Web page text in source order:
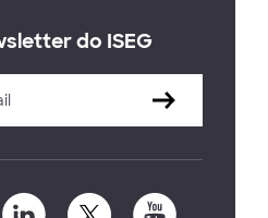
do ISEG